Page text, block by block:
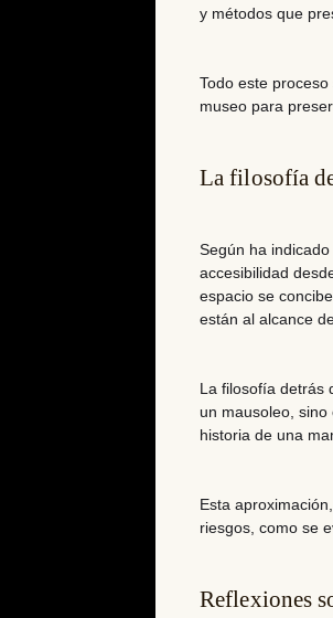
y métodos que
Todo este
museo para
La filosofía
Según ha
accesibilidad
espacio se
están al alcance
La filosofía
un mausoleo ,
historia de una
Esta
riesgos, como se
Reflexiones